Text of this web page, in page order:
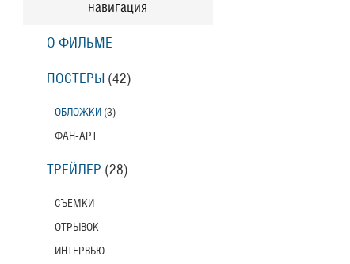
навигация
О ФИЛЬМЕ
ПОСТЕРЫ (42)
ОБЛОЖКИ (3)
ФАН-АРТ
ТРЕЙЛЕР (28)
СЪЕМКИ
ОТРЫВОК
ИНТЕРВЬЮ